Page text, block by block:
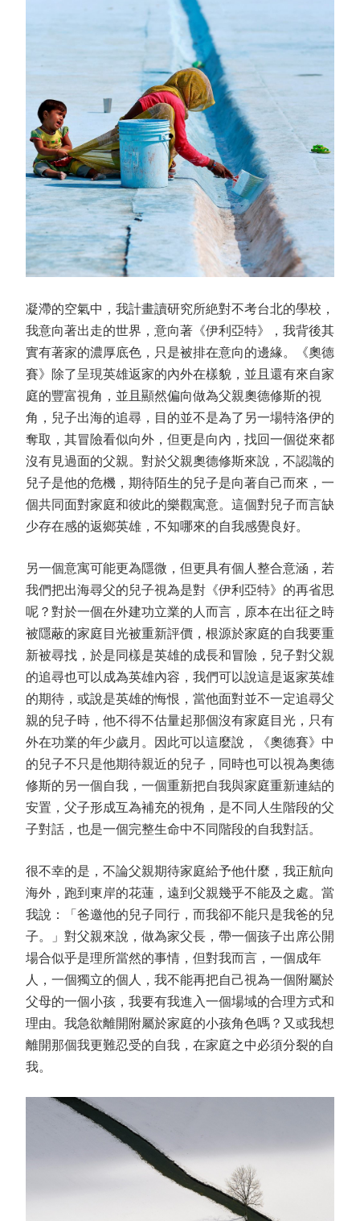
凝滯的空氣中，我計畫讀研究所絶對不考台北的學校，
我意向著出走的世界，意向著《伊利亞特》，我背後其
實有著家的濃厚底色，只是被排在意向的邊緣。《奧德
賽》除了呈現英雄返家的內外在樣貌，並且還有來自家
庭的豐富視角，並且顯然偏向做為父親奧德修斯的視
角，兒子出海的追尋，目的並不是為了另一場特洛伊的
奪取，其冒險看似向外，但更是向內，找回一個從來都
沒有見過面的父親。對於父親奧德修斯來說，不認識的
兒子是他的危機，期待陌生的兒子是向著自己而來，一
個共同面對家庭和彼此的樂觀寓意。這個對兒子而言缺
少存在感的返鄉英雄，不知哪來的自我感覺良好。
另一個意寓可能更為隱微，但更具有個人整合意涵，若
我們把出海尋父的兒子視為是對《伊利亞特》的再省思
呢？對於一個在外建功立業的人而言，原本在出征之時
被隱蔽的家庭目光被重新評價，根源於家庭的自我要重
新被尋找，於是同樣是英雄的成長和冒險，兒子對父親
的追尋也可以成為英雄內容，我們可以說這是返家英雄
的期待，或說是英雄的悔恨，當他面對並不一定追尋父
親的兒子時，他不得不估量起那個沒有家庭目光，只有
外在功業的年少歲月。因此可以這麼說，《奧德賽》中
的兒子不只是他期待親近的兒子，同時也可以視為奧德
修斯的另一個自我，一個重新把自我與家庭重新連結的
安置，父子形成互為補充的視角，是不同人生階段的父
子對話，也是一個完整生命中不同階段的自我對話。
很不幸的是，不論父親期待家庭給予他什麼，我正航向
海外，跑到東岸的花蓮，遠到父親幾乎不能及之處。當
我說：「爸邀他的兒子同行，而我卻不能只是我爸的兒
子。」對父親來說，做為家父長，帶一個孩子出席公開
場合似乎是理所當然的事情，但對我而言，一個成年
人，一個獨立的個人，我不能再把自己視為一個附屬於
父母的一個小孩，我要有我進入一個場域的合理方式和
理由。我急欲離開附屬於家庭的小孩角色嗎？又或我想
離開那個我更難忍受的自我，在家庭之中必須分裂的自
我。